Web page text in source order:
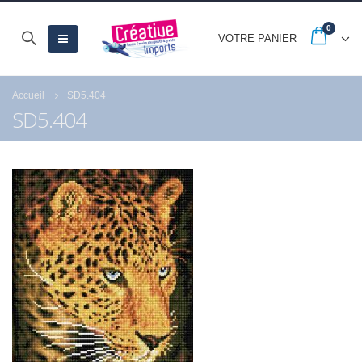
VOTRE PANIER
0
Accueil SD5.404
SD5.404